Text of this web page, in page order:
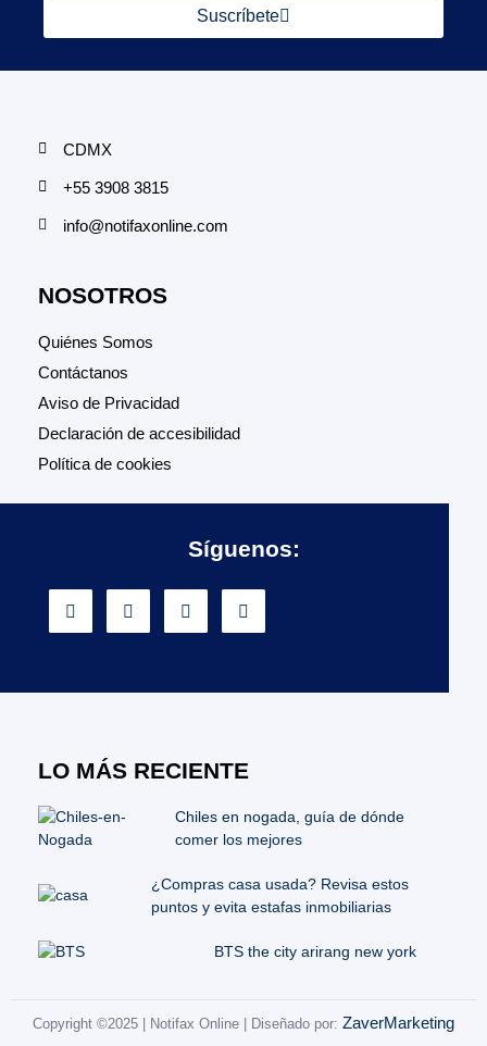
Suscríbete
CDMX
+55 3908 3815
info@notifaxonline.com
NOSOTROS
Quiénes Somos
Contáctanos
Aviso de Privacidad
Declaración de accesibilidad
Política de cookies
Síguenos:
LO MÁS RECIENTE
Chiles en nogada, guía de dónde
comer los mejores
¿Compras casa usada? Revisa estos
puntos y evita estafas inmobiliarias
BTS the city arirang new york
Copyright ©2025 | Notifax Online | Diseñado por: ZaverMarketing